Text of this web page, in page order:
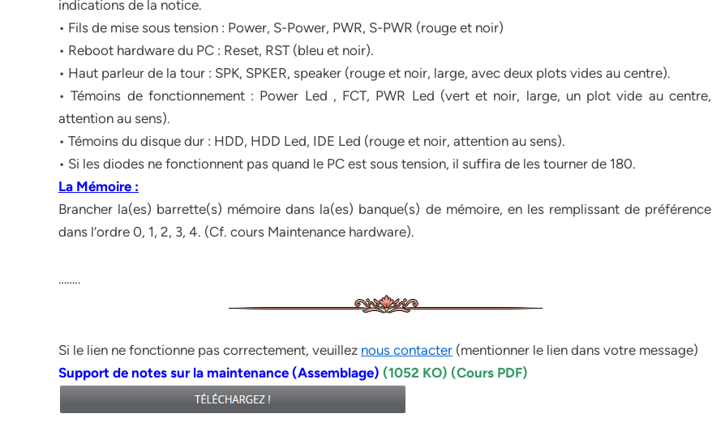
indications de la notice.
• Fils de mise sous tension : Power, S-Power, PWR, S-PWR (rouge et noir)
• Reboot hardware du PC : Reset, RST (bleu et noir).
• Haut parleur de la tour : SPK, SPKER, speaker (rouge et noir, large, avec deux plots vides au centre).
• Témoins de fonctionnement : Power Led , FCT, PWR Led (vert et noir, large, un plot vide au centre,
attention au sens).
• Témoins du disque dur : HDD, HDD Led, IDE Led (rouge et noir, attention au sens).
• Si les diodes ne fonctionnent pas quand le PC est sous tension, il suffira de les tourner de 180.
La Mémoire :
Brancher la(es) barrette(s) mémoire dans la(es) banque(s) de mémoire, en les remplissant de préférence
dans l’ordre 0, 1, 2, 3, 4. (Cf. cours Maintenance hardware).
……..
Si le lien ne fonctionne pas correctement, veuillez nous contacter (mentionner le lien dans votre message)
Support de notes sur la maintenance (Assemblage) (1052 KO) (Cours PDF)